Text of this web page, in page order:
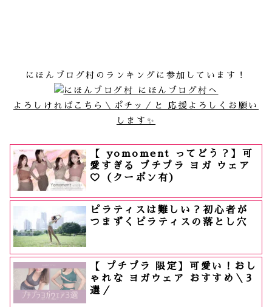
にほんブログ村のランキングに参加しています！
よろしければこちら＼ポチッ／と 応援よろしくお願い
します✨
【 yomoment ってどう？】可
愛すぎる プチプラ ヨガ ウェア
♡（クーポン有）
ピラティスは難しい？初心者が
つまずくピラティスの落とし穴
【 プチプラ 限定】可愛い！おし
ゃれな ヨガウェア おすすめ＼3
選／